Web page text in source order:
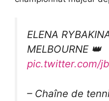
ELENA
MELBOURNE 👑
pic.twitter.com/
– Chaîne de